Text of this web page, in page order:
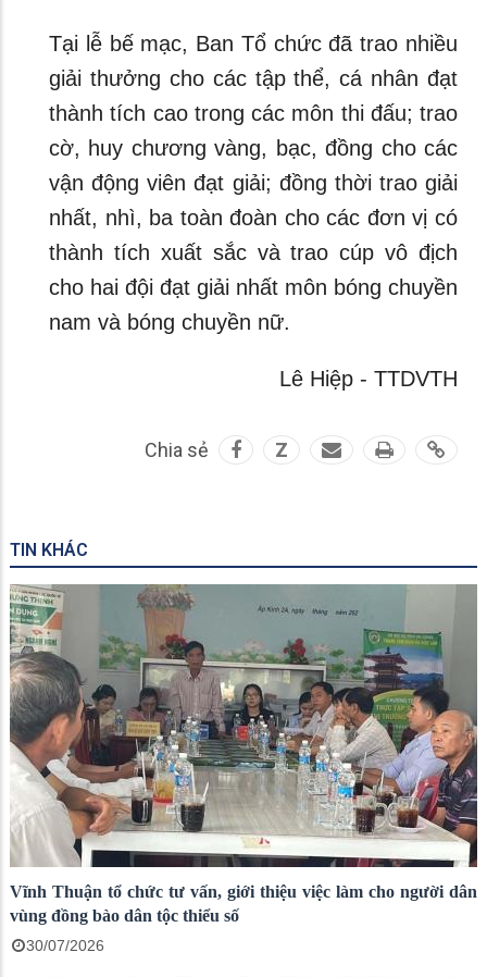
Tại lễ bế mạc, Ban Tổ chức đã trao nhiều
giải thưởng cho các tập thể, cá nhân đạt
thành tích cao trong các môn thi đấu; trao
cờ, huy chương vàng, bạc, đồng cho các
vận động viên đạt giải; đồng thời trao giải
nhất, nhì, ba toàn đoàn cho các đơn vị có
thành tích xuất sắc và trao cúp vô địch
cho hai đội đạt giải nhất môn bóng chuyền
nam và bóng chuyền nữ.
Lê Hiệp - TTDVTH
Chia sẻ Z
TIN KHÁC
Vĩnh Thuận tổ chức tư vấn, giới thiệu việc làm cho người dân
vùng đồng bào dân tộc thiểu số
30/07/2026